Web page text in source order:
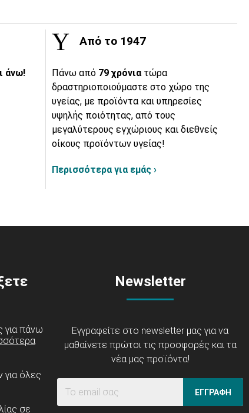
άνω!
Από το 1947
Πάνω από 79 χρόνια τώρα
δραστηριοποιούμαστε στο χώρο της
υγείας, με προϊόντα και υπηρεσίες
υψηλής ποιότητας, από τους
μεγαλύτερους εγχώριους και διεθνείς
οίκους προϊόντων υγείας!
Περισσότερα για εμάς ›
για πάνω
για όλες
σε
Newsletter
Εγγραφείτε στο newsletter μας για να
μαθαίνετε πρώτοι τις προσφορές και τα
νέα μας προϊόντα!
ΕΓΓΡΑΦΗ